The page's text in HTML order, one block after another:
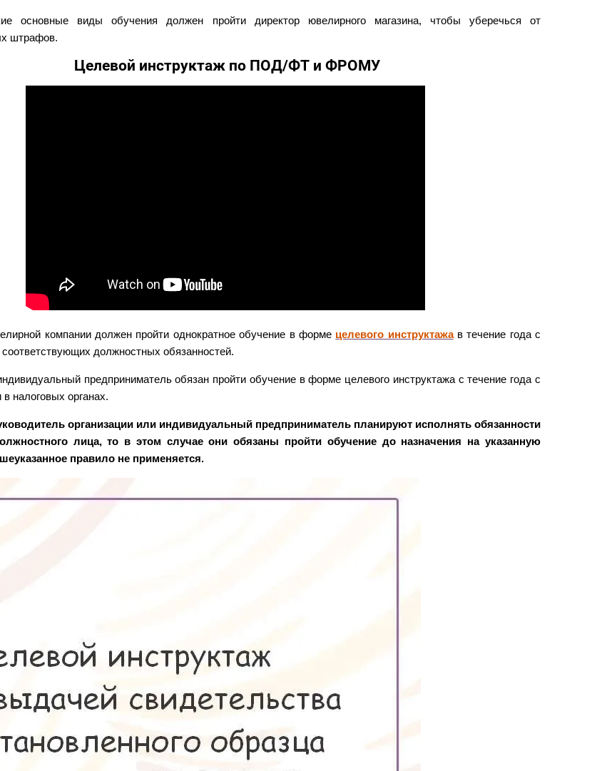
основные виды обучения должен пройти директор ювелирного магазина, чтобы уберечься от
штрафов.
Целевой инструктаж по ПОД/ФТ и ФРОМУ
компании должен пройти однократное обучение в форме целевого инструктажав течение года с
должностных обязанностей.
предприниматель обязан пройти обучение в форме целевого инструктажа с течение года с
налоговых органах.
организации или индивидуальный предприниматель планируют исполнять обязанности
лица, то в этом случае они обязаны пройти обучение до назначения на указанную
правило не применяется.